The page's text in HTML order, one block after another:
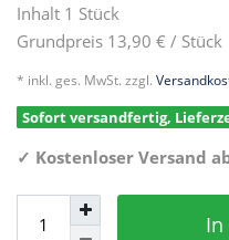
Inhalt 1 Stück
Grundpreis 13,90 € / Stück
* inkl. ges. MwSt. zzgl.
Sofort versandfertig,
✓ Kostenloser Versand
In